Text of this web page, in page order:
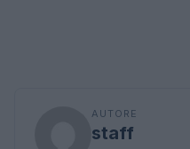
AUTORE
staff